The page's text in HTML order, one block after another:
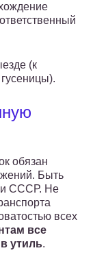
(к
обязан
Быть
СССР. Не
всех
все
утиль.